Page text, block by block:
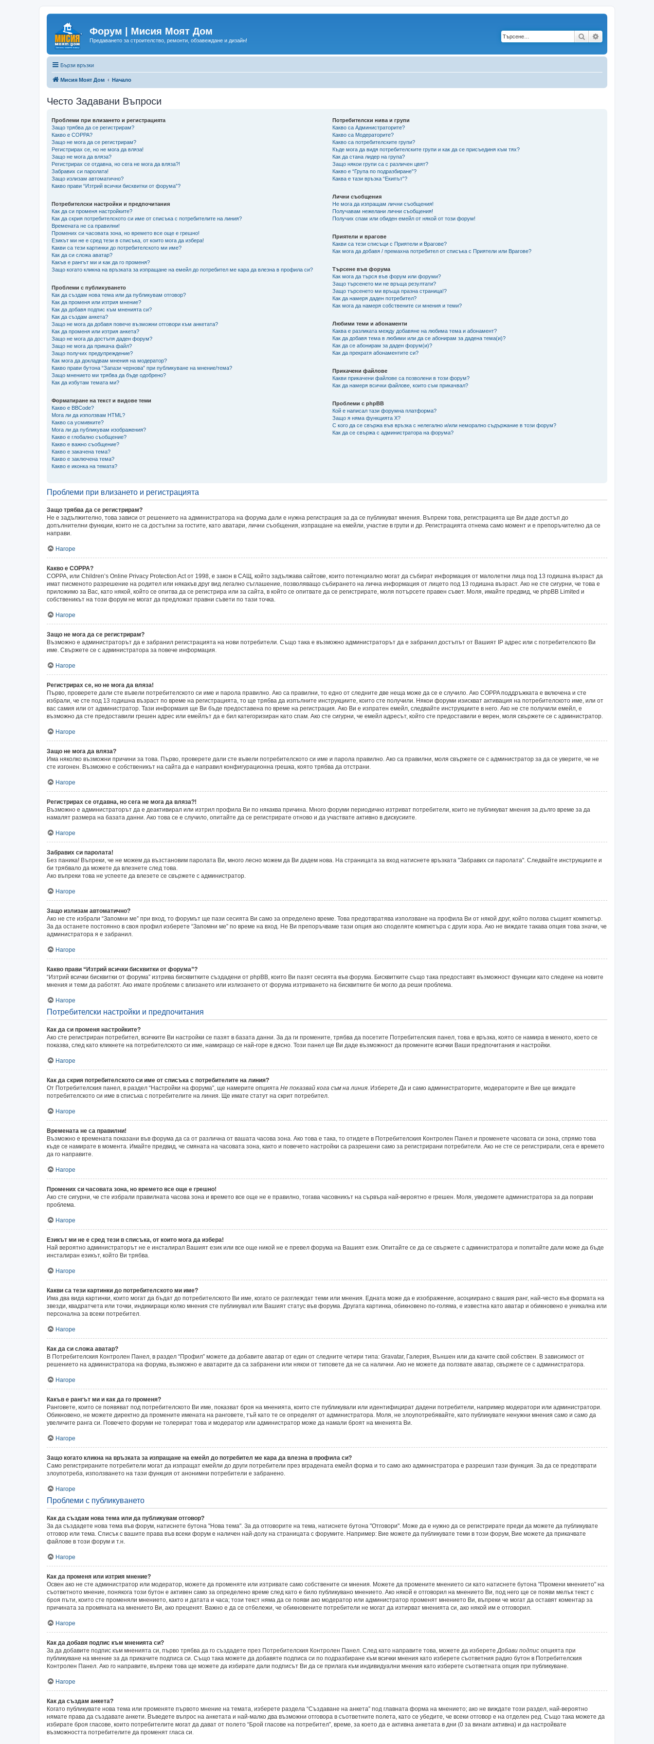
Форум | Мисия Моят Дом
Предаването за строителство, ремонти, обзавеждане и дизайн! Търсене
Бързи връзки
Мисия Моят Дом Начало
Често Задавани Въпроси
Проблеми при влизането и регистрацията
Защо трябва да се регистрирам?
Какво е COPPA?
Защо не мога да се регистрирам?
Регистрирах се, но не мога да вляза!
Защо не мога да вляза?
Регистрирах се отдавна, но сега не мога да вляза?!
Забравих си паролата!
Защо излизам автоматично?
Какво прави “Изтрий всички бисквитки от форума”?
Потребителски настройки и предпочитания
Как да си променя настройките?
Как да скрия потребителското си име от списъка с потребителите на линия?
Времената не са правилни!
Промених си часовата зона, но времето все още е грешно!
Езикът ми не е сред тези в списъка, от които мога да избера!
Какви са тези картинки до потребителското ми име?
Как да си сложа аватар?
Какъв е рангът ми и как да го променя?
Защо когато кликна на връзката за изпращане на емейл до потребител ме кара да влезна в профила си?
Проблеми с публикуването
Как да създам нова тема или да публикувам отговор?
Как да променя или изтрия мнение?
Как да добавя подпис към мненията си?
Как да създам анкета?
Защо не мога да добавя повече възможни отговори към анкетата?
Как да променя или изтрия анкета?
Защо не мога да достъпя даден форум?
Защо не мога да прикача файл?
Защо получих предупреждение?
Как мога да докладвам мнения на модератор?
Какво прави бутона “Запази чернова” при публикуване на мнение/тема?
Защо мнението ми трябва да бъде одобрено?
Как да избутам темата ми?
Форматиране на текст и видове теми
Какво е BBCode?
Мога ли да използвам HTML?
Какво са усмивките?
Мога ли да публикувам изображения?
Какво е глобално съобщение?
Какво е важно съобщение?
Какво е закачена тема?
Какво е заключена тема?
Какво е иконка на темата?
Потребителски нива и групи
Какво са Администраторите?
Какво са Модераторите?
Какво са потребителските групи?
Къде мога да видя потребителските групи и как да се присъединя към тях?
Как да стана лидер на група?
Защо някои групи са с различен цвят?
Какво е “Група по подразбиране”?
Каква е тази връзка “Екипът”?
Лични съобщения
Не мога да изпращам лични съобщения!
Получавам нежелани лични съобщения!
Получих спам или обиден емейл от някой от този форум!
Приятели и врагове
Какви са тези списъци с Приятели и Врагове?
Как мога да добавя / премахна потребител от списъка с Приятели или Врагове?
Търсене във форума
Как мога да търся във форум или форуми?
Защо търсенето ми не връща резултати?
Защо търсенето ми връща празна страница!?
Как да намеря даден потребител?
Как мога да намеря собствените си мнения и теми?
Любими теми и абонаменти
Каква е разликата между добавяне на любима тема и абонамент?
Как да добавя тема в любими или да се абонирам за дадена тема(и)?
Как да се абонирам за даден форум(и)?
Как да прекратя абонаментите си?
Прикачени файлове
Какви прикачени файлове са позволени в този форум?
Как да намеря всички файлове, които съм прикачвал?
Проблеми с phpBB
Кой е написал тази форумна платформа?
Защо я няма функцията X?
С кого да се свържа във връзка с нелегално и/или неморално съдържание в този форум?
Как да се свържа с администратора на форума?
Проблеми при влизането и регистрацията
Защо трябва да се регистрирам?
Не е задължително, това зависи от решението на администратора на форума дали е нужна регистрация за да се публикуват мнения. Въпреки това, регистрацията ще Ви даде достъп до
допълнителни функции, които не са достъпни за гостите, като аватари, лични съобщения, изпращане на емейли, участие в групи и др. Регистрацията отнема само момент и е препоръчително да се
направи.
Нагоре
Какво е COPPA?
COPPA, или Children’s Online Privacy Protection Act от 1998, е закон в САЩ, който задължава сайтове, които потенциално могат да събират информация от малолетни лица под 13 годишна възраст да
имат писменото разрешение на родител или някакъв друг вид легално съглашение, позволяващо събирането на лична информация от лицето под 13 годишна възраст. Ако не сте сигурни, че това е
приложимо за Вас, като някой, който се опитва да се регистрира или за сайта, в който се опитвате да се регистрирате, моля потърсете правен съвет. Моля, имайте предвид, че phpBB Limited и
собственикът на този форум не могат да предложат правни съвети по тази точка.
Нагоре
Защо не мога да се регистрирам?
Възможно е администраторът да е забранил регистрацията на нови потребители. Също така е възможно администраторът да е забранил достъпът от Вашият IP адрес или с потребителското Ви
име. Свържете се с администратора за повече информация.
Нагоре
Регистрирах се, но не мога да вляза!
Първо, проверете дали сте въвели потребителското си име и парола правилно. Ако са правилни, то едно от следните две неща може да се е случило. Ако COPPA поддръжката е включена и сте
избрали, че сте под 13 годишна възраст по време на регистрацията, то ще трябва да изпълните инструкциите, които сте получили. Някои форуми изискват активация на потребителското име, или от
вас самия или от администратор. Тази информаия ще Ви бъде предоставена по време на регистрация. Ако Ви е изпратен емейл, следвайте инструкциите в него. Ако не сте получили емейл, е
възможно да сте предоставили грешен адрес или емейлът да е бил категоризиран като спам. Ако сте сигурни, че емейл адресът, който сте предоставили е верен, моля свържете се с администратор.
Нагоре
Защо не мога да вляза?
Има няколко възможни причини за това. Първо, проверете дали сте въвели потребителското си име и парола правилно. Ако са правилни, моля свържете се с администратор за да се уверите, че не
сте изгонен. Възможно е собственикът на сайта да е направил конфигурационна грешка, която трябва да отстрани.
Нагоре
Регистрирах се отдавна, но сега не мога да вляза?!
Възможно е администраторът да е деактивирал или изтрил профила Ви по някаква причина. Много форуми периодично изтриват потребители, които не публикуват мнения за дълго време за да
намалят размера на базата данни. Ако това се е случило, опитайте да се регистрирате отново и да участвате активно в дискусиите.
Нагоре
Забравих си паролата!
Без паника! Въпреки, че не можем да възстановим паролата Ви, много лесно можем да Ви дадем нова. На страницата за вход натиснете връзката "Забравих си паролата". Следвайте инструкциите и
би трябвало да можете да влезнете след това.
Ако въпреки това не успеете да влезете се свържете с администратор.
Нагоре
Защо излизам автоматично?
Ако не сте избрали “Запомни ме” при вход, то форумът ще пази сесията Ви само за определено време. Това предотвратява използване на профила Ви от някой друг, който ползва същият компютър.
За да останете постоянно в своя профил изберете “Запомни ме” по време на вход. Не Ви препоръчваме тази опция ако споделяте компютъра с други хора. Ако не виждате такава опция това значи, че
администратора я е забранил.
Нагоре
Какво прави “Изтрий всички бисквитки от форума”?
“Изтрий всички бисквитки от форума” изтрива бисквитките създадени от phpBB, които Ви пазят сесията във форума. Бисквитките също така предоставят възможност функции като следене на новите
мнения и теми да работят. Ако имате проблеми с влизането или излизането от форума изтриването на бисквитките би могло да реши проблема.
Нагоре
Потребителски настройки и предпочитания
Как да си променя настройките?
Ако сте регистриран потребител, всичките Ви настройки се пазят в базата данни. За да ги промените, трябва да посетите Потребителския панел, това е връзка, която се намира в менюто, което се
показва, след като кликнете на потребителското си име, намиращо се най-горе в дясно. Този панел ще Ви даде възможност да промените всички Ваши предпочитания и настройки.
Нагоре
Как да скрия потребителското си име от списъка с потребителите на линия?
От Потребителския панел, в раздел “Настройки на форума”, ще намерите опцията Не показвай кога съм на линия . Изберете Да и само администраторите, модераторите и Вие ще виждате
потребителското си име в списъка с потребителите на линия. Ще имате статут на скрит потребител.
Нагоре
Времената не са правилни!
Възможно е времената показани във форума да са от различна от вашата часова зона. Ако това е така, то отидете в Потребителския Контролен Панел и променете часовата си зона, спрямо това
къде се намирате в момента. Имайте предвид, че смяната на часовата зона, както и повечето настройки са разрешени само за регистрирани потребители. Ако не сте се регистрирали, сега е времето
да го направите.
Нагоре
Промених си часовата зона, но времето все още е грешно!
Ако сте сигурни, че сте избрали правилната часова зона и времето все още не е правилно, тогава часовникът на сървъра най-вероятно е грешен. Моля, уведомете администратора за да поправи
проблема.
Нагоре
Езикът ми не е сред тези в списъка, от които мога да избера!
Най вероятно администраторът не е инсталирал Вашият език или все още никой не е превел форума на Вашият език. Опитайте се да се свържете с администратора и попитайте дали може да бъде
инсталиран езикът, който Ви трябва.
Нагоре
Какви са тези картинки до потребителското ми име?
Има два вида картинки, които могат да бъдат до потребителското Ви име, когато се разглеждат теми или мнения. Едната може да е изображение, асоциирано с вашия ранг, най-често във формата на
звезди, квадратчета или точки, индикиращи колко мнения сте публикувал или Вашият статус във форума. Другата картинка, обикновено по-голяма, е известна като аватар и обикновено е уникална или
персонална за всеки потребител.
Нагоре
Как да си сложа аватар?
В Потребителския Контролен Панел, в раздел “Профил” можете да добавите аватар от един от следните четири типа: Gravatar, Галерия, Външен или да качите свой собствен. В зависимост от
решението на администратора на форума, възможно е аватарите да са забранени или някои от типовете да не са налични. Ако не можете да ползвате аватар, свържете се с администратора.
Нагоре
Какъв е рангът ми и как да го променя?
Ранговете, които се появяват под потребителското Ви име, показват броя на мненията, които сте публикували или идентифицират дадени потребители, например модератори или администратори.
Обикновено, не можете директно да промените имената на ранговете, тъй като те се определят от администратора. Моля, не злоупотребявайте, като публикувате ненужни мнения само и само да
увеличите ранга си. Повечето форуми не толерират това и модератор или администратор може да намали броят на мненията Ви.
Нагоре
Защо когато кликна на връзката за изпращане на емейл до потребител ме кара да влезна в профила си?
Само регистрираните потребители могат да изпращат емейли до други потребители през вградената емейл форма и то само ако администратора е разрешил тази функция. За да се предотврати
злоупотреба, използването на тази функция от анонимни потребители е забранено.
Нагоре
Проблеми с публикуването
Как да създам нова тема или да публикувам отговор?
За да създадете нова тема във форум, натиснете бутона "Нова тема". За да отговорите на тема, натиснете бутона "Отговори". Може да е нужно да се регистрирате преди да можете да публикувате
отговор или тема. Списък с вашите права във всеки форум е наличен най-долу на страницата с форумите. Например: Вие можете да публикувате теми в този форум, Вие можете да прикачвате
файлове в този форум и т.н.
Нагоре
Как да променя или изтрия мнение?
Освен ако не сте администратор или модератор, можете да променяте или изтривате само собствените си мнения. Можете да промените мнението си като натиснете бутона "Промени мнението" на
съответното мнение, понякога този бутон е активен само за определено време след като е било публикувано мнението. Ако някой е отговорил на мнението Ви, под него ще се появи мелък текст с
броя пъти, които сте променяли мнението, както и датата и часа; този текст няма да се появи ако модератор или администратор променят мнението Ви, въпреки че могат да оставят коментар за
причината за промяната на мнението Ви, ако преценят. Важно е да се отбележи, че обикновените потребители не могат да изтирват мненията си, ако някой им е отговорил.
Нагоре
Как да добавя подпис към мненията си?
За да добавите подпис към мненията си, първо трябва да го създадете през Потребителския Контролен Панел. След като направите това, можете да изберете Добави подпис опцията при
публикуване на мнение за да прикачите подписа си. Също така можете да добавяте подписа си по подразбиране към всички мнения като изберете съответния радио бутон в Потребителския
Контролен Панел. Ако го направите, въпреки това ще можете да избирате дали подписът Ви да се прилага към индивидуални мнения като изберете съответната опция при публикуване.
Нагоре
Как да създам анкета?
Когато публикувате нова тема или променяте първото мнение на темата, изберете раздела “Създаване на анкета” под главната форма на мнението; ако не виждате този раздел, най-вероятно
нямате права да създавате анкети. Въведете въпрос на анкетата и най-малко два възможни отговора в съответните полета, като се убедите, че всеки отговор е на отделен ред. Също така можете да
избирате броя гласове, които потребителите могат да дават от полето “Брой гласове на потребител”, време, за което да е активна анкетата в дни (0 за винаги активна) и да настройвате
възможността потребителите да променят гласа си.